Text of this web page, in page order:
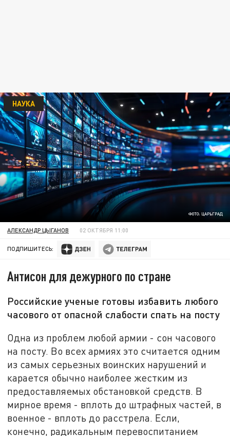
ФОТО: ЦАРЬГРАД
НАУКА
АЛЕКСАНДР ЦЫГАНОВ 02 ОКТЯБРЯ 11:00
ПОДПИШИТЕСЬ:
Антисон для дежурного по стране
Российские ученые готовы избавить любого
часового от опасной слабости спать на посту
Одна из проблем любой армии - сон часового
на посту. Во всех армиях это считается одним
из самых серьезных воинских нарушений и
карается обычно наиболее жестким из
предоставляемых обстановкой средств. В
мирное время - вплоть до штрафных частей, в
военное - вплоть до расстрела. Если,
конечно, радикальным перевоспитанием